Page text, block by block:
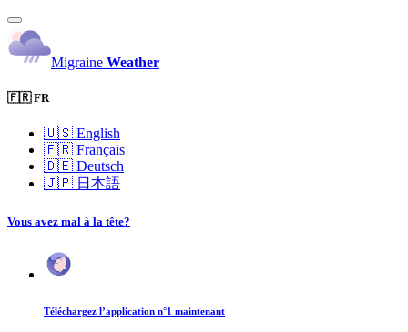
Migraine Weather
🇫🇷 FR
🇺🇸 English
🇫🇷 Français
🇩🇪 Deutsch
🇯🇵 日本語
Vous avez mal à la tête?
Téléchargez l’application n°1 maintenant